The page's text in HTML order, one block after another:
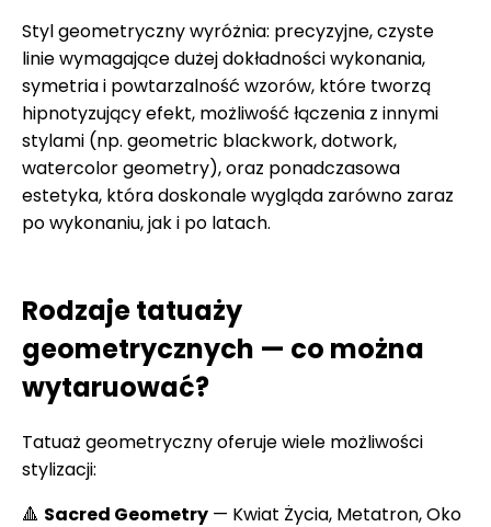
Styl geometryczny wyróżnia: precyzyjne, czyste
linie wymagające dużej dokładności wykonania,
symetria i powtarzalność wzorów, które tworzą
hipnotyzujący efekt, możliwość łączenia z innymi
stylami (np. geometric blackwork, dotwork,
watercolor geometry), oraz ponadczasowa
estetyka, która doskonale wygląda zarówno zaraz
po wykonaniu, jak i po latach.
Rodzaje tatuaży
geometrycznych — co można
wytaruować?
Tatuaż geometryczny oferuje wiele możliwości
stylizacji:
🔺 Sacred Geometry — Kwiat Życia, Metatron, Oko